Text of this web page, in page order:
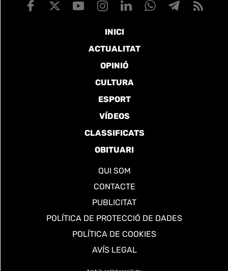
INICI
ACTUALITAT
OPINIÓ
CULTURA
ESPORT
VÍDEOS
CLASSIFICATS
OBITUARI
QUI SOM
CONTACTE
PUBLICITAT
POLÍTICA DE PROTECCIÓ DE DADES
POLÍTICA DE COOKIES
AVÍS LEGAL